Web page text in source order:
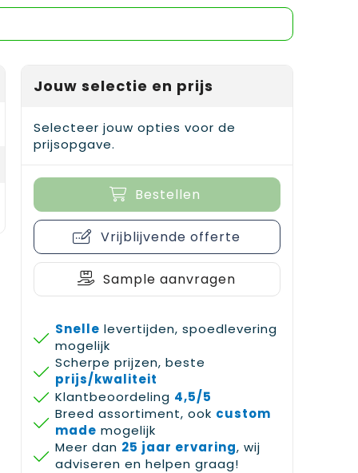
Jouw selectie en prijs
Selecteer jouw opties voor de
prijsopgave.
Bestellen
Vrijblijvende offerte
Sample aanvragen
Snelle levertijden, spoedlevering
mogelijk
Scherpe prijzen, beste
prijs/kwaliteit
Klantbeoordeling 4,5/5
Breed assortiment, ook custom
made mogelijk
Meer dan 25 jaar ervaring, wij
adviseren en helpen graag!